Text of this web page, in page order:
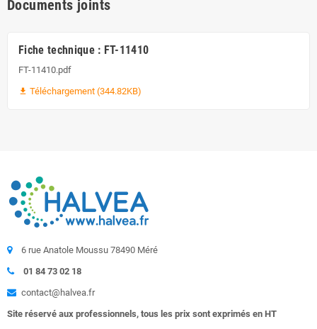
Documents joints
Fiche technique : FT-11410
FT-11410.pdf
file_download Téléchargement (344.82KB)
6 rue Anatole Moussu 78490 Méré
01 84 73 02 18
contact@halvea.fr
Site réservé aux professionnels, tous les prix sont exprimés en HT